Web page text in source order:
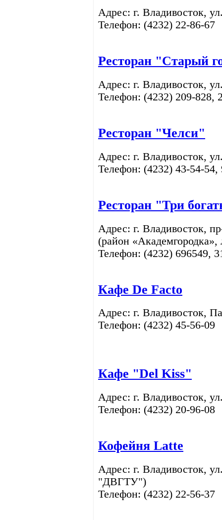
Адрес: г. Владивосток,
Телефон: (4232) 22-86-67
Ресторан "Старый
Адрес: г. Владивосток,
Телефон: (4232) 209-828,
Ресторан "Челси"
Адрес: г. Владивосток,
Телефон: (4232) 43-54-54,
Ресторан "Три
Адрес: г. Владивосток,
(район «Академгородка»,
Телефон: (4232) 696549,
Кафе De Facto
Адрес: г. Владивосток,
Телефон: (4232) 45-56-09
Кафе "Del Kiss"
Адрес: г. Владивосток,
Телефон: (4232) 20-96-08
Кофейня Latte
Адрес: г. Владивосток,
"ДВГТУ")
Телефон: (4232) 22-56-37